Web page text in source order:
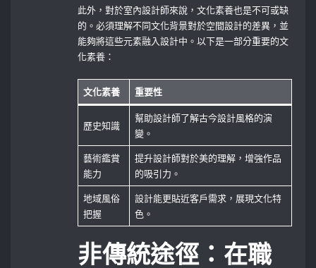
此外，對於室內設計師來說，文化素養也是不可或缺
的。必須理解不同文化背景對於空間設計的差異，並
能夠將這些元素融入設計中。以下是一部分重要的文
化素養：
文化素養 重要性
歷史知識
幫助設計師了解古今設計風格的演
變。
藝術鑑賞
能力
提升設計師對於美的理解，增強作品
的吸引力。
地域風俗
把握
設計能更貼近客戶需求，展現文化特
色。
非傳統途徑：在職